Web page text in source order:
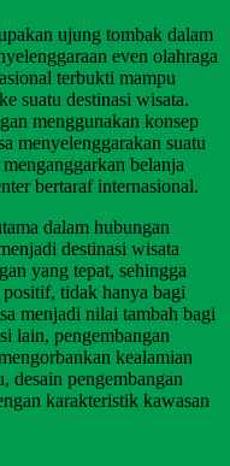
ujung tombak dalam
even olahraga
terbukti mampu
suatu destinasi wisata.
menggunakan konsep
menyelenggarakan suatu
belanja
bertaraf internasional.
dalam hubungan
destinasi wisata
yang tepat, sehingga
tidak hanya bagi
menjadi nilai tambah bagi
lain, pengembangan
kealamian
desain pengembangan
karakteristik kawasan